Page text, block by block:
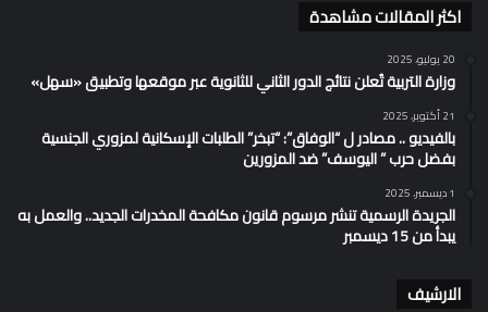
اكثر المقالات مشاهدة
20 يوليو، 2025
وزارة التربية تُعلن نتائج الدور الثاني للثانوية عبر موقعها وتطبيق «سهل»
21 أكتوبر، 2025
بالفيديو .. مصادر ل “الوفاق”: “تبخر” الطلبات الإسكانية لمزوري الجنسية
بفضل حرب ” اليوسف” ضد المزورين
1 ديسمبر، 2025
الجريدة الرسمية تنشر مرسوم قانون مكافحة المخدرات الجديد.. والعمل به
يبدأ من 15 ديسمبر
الارشيف